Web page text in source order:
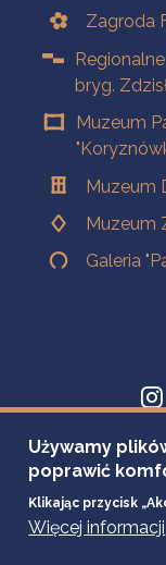
Zagroda
bryg.
Muzeum
Muzeum
Muzeum
Galeria
Używamy
poprawić
Klikając przycisk
Więcej informacji